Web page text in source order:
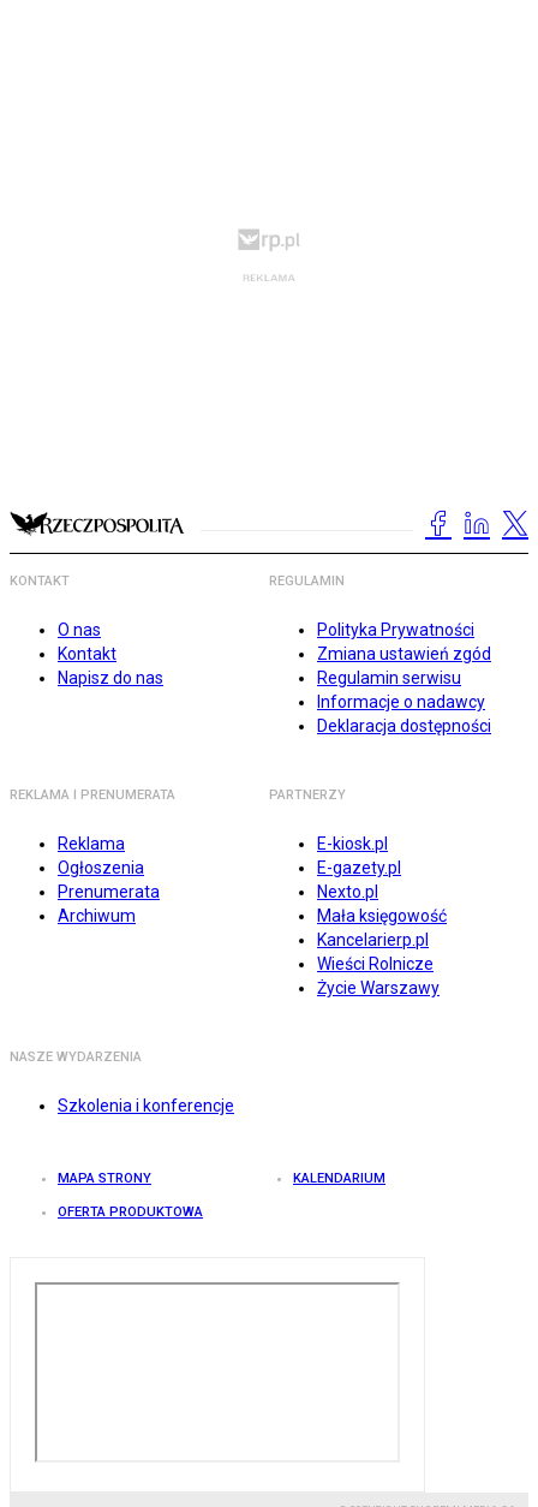
KONTAKT
O nas
Kontakt
Napisz do nas
REGULAMIN
Polityka Prywatności
Zmiana ustawień zgód
Regulamin serwisu
Informacje o nadawcy
Deklaracja dostępności
REKLAMA I PRENUMERATA
Reklama
Ogłoszenia
Prenumerata
Archiwum
PARTNERZY
E-kiosk.pl
E-gazety.pl
Nexto.pl
Mała księgowość
Kancelarierp.pl
Wieści Rolnicze
Życie Warszawy
NASZE WYDARZENIA
Szkolenia i konferencje
MAPA STRONY KALENDARIUM
OFERTA PRODUKTOWA